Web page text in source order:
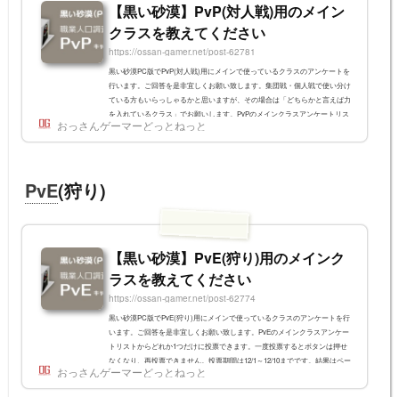
【黒い砂漠】PvP(対人戦)用のメイン
クラスを教えてください
https://ossan-gamer.net/post-62781
黒い砂漠PC版でPvP(対人戦)用にメインで使っているクラスのアンケートを
行います。ご回答を是非宜しくお願い致します。集団戦・個人戦で使い分け
ている方もいらっしゃるかと思いますが、その場合は「どちらかと言えば力
を入れているクラス」でお願いします。PvPのメインクラスアンケートリス
トからどれか1つだけに投票できます。一度投票するとボタンは押せなくな
り、再投票できません。投票期間は12/1～12/10までです。結果はページ下部
おっさんゲーマーどっとねっと
PvE(狩り)
【黒い砂漠】PvE(狩り)用のメインク
ラスを教えてください
https://ossan-gamer.net/post-62774
黒い砂漠PC版でPvE(狩り)用にメインで使っているクラスのアンケートを行
います。ご回答を是非宜しくお願い致します。PvEのメインクラスアンケー
トリストからどれか1つだけに投票できます。一度投票するとボタンは押せ
なくなり、再投票できません。投票期間は12/1～12/10までです。結果はペー
ジ下部の「Results」からいつでも見られます。
おっさんゲーマーどっとねっと